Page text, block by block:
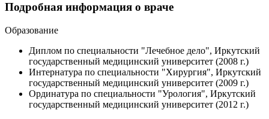
Подробная информация о враче
Образование
Диплом по специальности "Лечебное дело", Иркутский
государственный медицинский университет (2008 г.)
Интернатура по специальности "Хирургия", Иркутский
государственный медицинский университет (2009 г.)
Ординатура по специальности "Урология", Иркутский
государственный медицинский университет (2012 г.)